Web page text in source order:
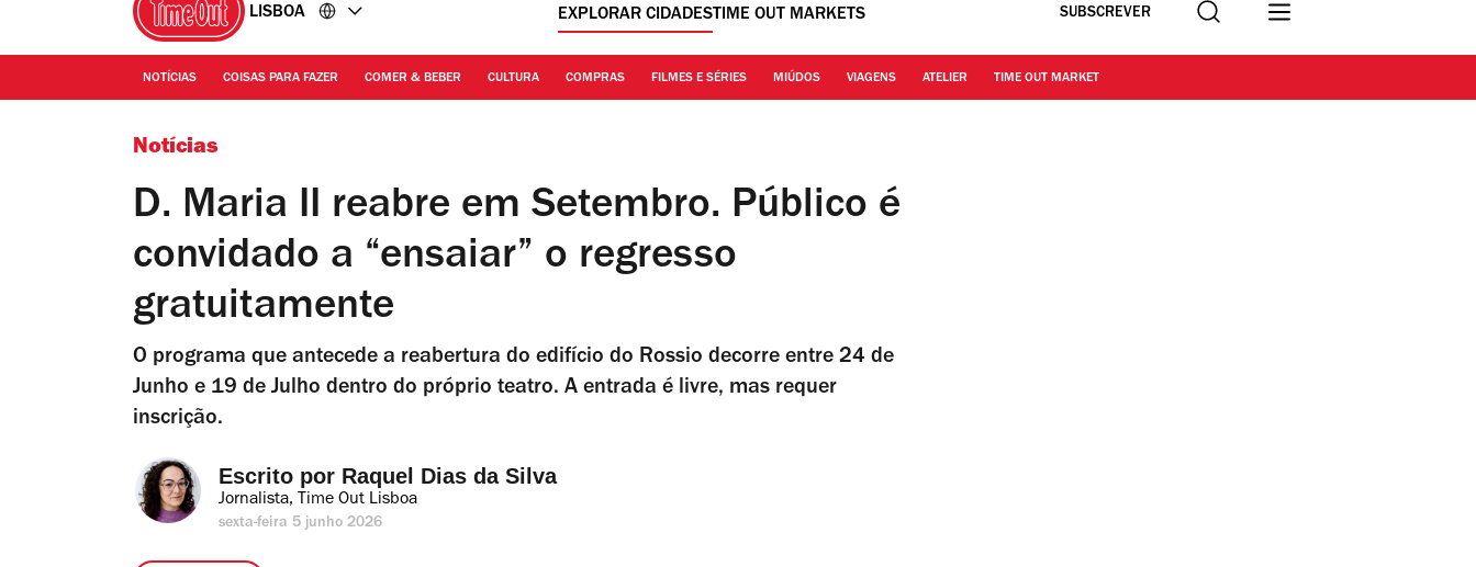
LISBOA EXPLORAR CIDADESTIME OUT MARKETS SUBSCREVER Procurar
NOTÍCIAS COISAS PARA FAZER COMER & BEBER CULTURA COMPRAS FILMES E SÉRIES MIÚDOS VIAGENS ATELIER TIME OUT MARKET
Notícias
D. Maria II reabre em Setembro. Público é
convidado a “ensaiar” o regresso
gratuitamente
O programa que antecede a reabertura do edifício do Rossio decorre entre 24 de
Junho e 19 de Julho dentro do próprio teatro. A entrada é livre, mas requer
inscrição.
Escrito por Raquel Dias da Silva
Jornalista, Time Out Lisboa
sexta-feira 5 junho 2026